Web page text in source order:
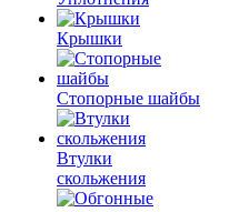
Крышки
Стопорные шайбы
Втулки
скольжения